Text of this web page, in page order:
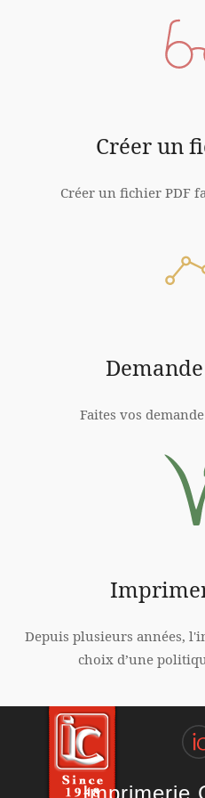
Créer un
Créer un fichier PDF
Faites vos
Depuis plusieurs années,
choix d’une
Imprimerie